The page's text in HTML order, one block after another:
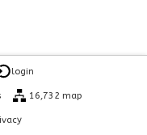
login
16,732 map